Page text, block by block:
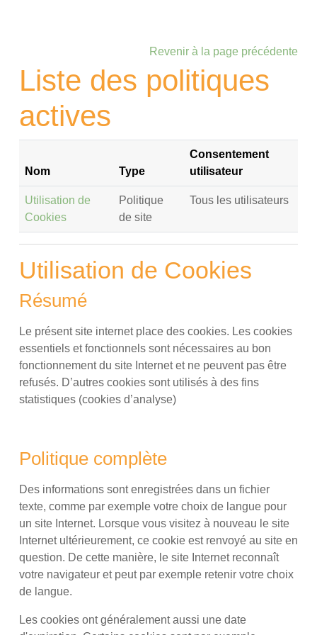
Revenir à la page précédente
Liste des politiques
actives
Nom Type
Consentement
utilisateur
Utilisation de
Cookies
Politique
de site
Tous les utilisateurs
Utilisation de Cookies
Résumé
Le présent site internet place des cookies. Les cookies
essentiels et fonctionnels sont nécessaires au bon
fonctionnement du site Internet et ne peuvent pas être
refusés. D’autres cookies sont utilisés à des fins
statistiques (cookies d’analyse)
Politique complète
Des informations sont enregistrées dans un fichier
texte, comme par exemple votre choix de langue pour
un site Internet. Lorsque vous visitez à nouveau le site
Internet ultérieurement, ce cookie est renvoyé au site en
question. De cette manière, le site Internet reconnaît
votre navigateur et peut par exemple retenir votre choix
de langue.
Les cookies ont généralement aussi une date